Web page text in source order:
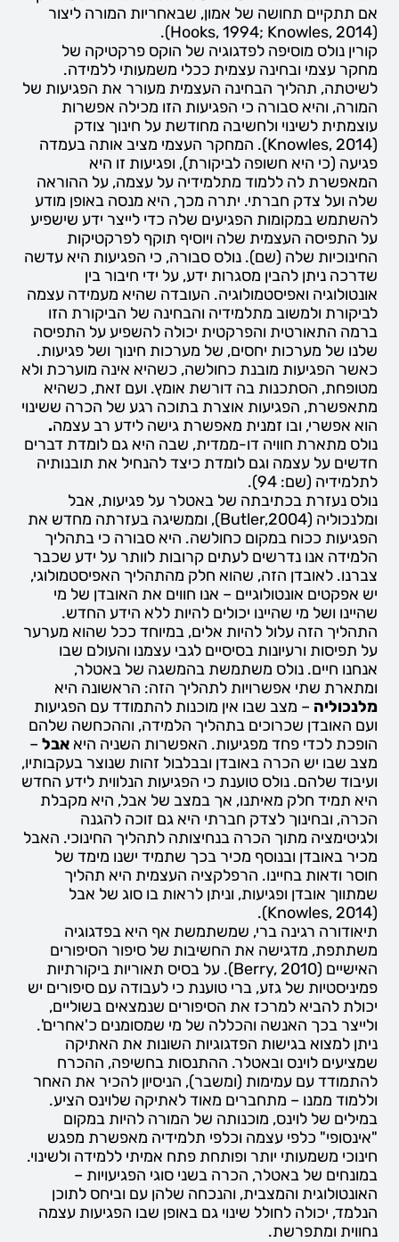
אם תתקיים תחושה של אמון, שבאחריות המורה ליצור
(Hooks, 1994; Knowles, 2014).
קורין נולס מוסיפה לפדגוגיה של הוקס פרקטיקה של
מחקר עצמי ובחינה עצמית ככלי משמעותי ללמידה.
לשיטתה, תהליך הבחינה העצמית מעורר את הפגיעות של
המורה, והיא סבורה כי הפגיעות הזו מכילה אפשרות
עוצמתית לשינוי ולחשיבה מחודשת על חינוך צודק
(Knowles, 2014). המחקר העצמי מציב אותה בעמדה
פגיעה (כי היא חשופה לביקורת), ופגיעות זו היא
המאפשרת לה ללמוד מתלמידיה על עצמה, על ההוראה
שלה ועל צדק חברתי. יתרה מכך, היא מנסה באופן מודע
להשתמש במקומות הפגיעים שלה כדי לייצר ידע שישפיע
על התפיסה העצמית שלה ויוסיף תוקף לפרקטיקות
החינוכיות שלה (שם). נולס סבורה, כי הפגיעות היא עדשה
שדרכה ניתן להבין מסגרות ידע, על ידי חיבור בין
אונטולוגיה ואפיסטמולוגיה. העובדה שהיא מעמידה עצמה
לביקורת ולמשוב מתלמידיה והבחינה של הביקורת הזו
ברמה התאורטית והפרקטית יכולה להשפיע על התפיסה
שלנו של מערכות יחסים, של מערכות חינוך ושל פגיעות.
כאשר הפגיעות מובנת כחולשה, כשהיא אינה מוערכת ולא
מטופחת, הסתכנות בה דורשת אומץ. ועם זאת, כשהיא
מתאפשרת, הפגיעות אוצרת בתוכה רגע של הכרה ששינוי
הוא אפשרי, ובו זמנית מאפשרת גישה לידע רב עצמה.
נולס מתארת חוויה דו-ממדית, שבה היא גם לומדת דברים
חדשים על עצמה וגם לומדת כיצד להנחיל את תובנותיה
לתלמידיה (שם: 94).
נולס נעזרת בכתיבתה של באטלר על פגיעות, אבל
ומלנכוליה (Butler,2004), וממשיגה בעזרתה מחדש את
הפגיעות ככוח במקום כחולשה. היא סבורה כי בתהליך
הלמידה אנו נדרשים לעתים קרובות לוותר על ידע שכבר
צברנו. לאובדן הזה, שהוא חלק מהתהליך האפיסטמולוגי,
יש אפקטים אונטולוגיים – אנו חווים את האובדן של מי
שהיינו ושל מי שהיינו יכולים להיות ללא הידע החדש.
התהליך הזה עלול להיות אלים, במיוחד ככל שהוא מערער
על תפיסות ורעיונות בסיסיים לגבי עצמנו והעולם שבו
אנחנו חיים. נולס משתמשת בהמשגה של באטלר,
ומתארת שתי אפשרויות לתהליך הזה: הראשונה היא
מלנכוליה – מצב שבו אין מוכנות להתמודד עם הפגיעות
ועם האובדן שכרוכים בתהליך הלמידה, וההכחשה שלהם
הופכת לכדי פחד מפגיעות. האפשרות השניה היא אבל –
מצב שבו יש הכרה באובדן ובבלבול זהות שנוצר בעקבותיו,
ועיבוד שלהם. נולס טוענת כי הפגיעות הנלווית לידע החדש
היא תמיד חלק מאיתנו, אך במצב של אבל, היא מקבלת
הכרה, ובחינוך לצדק חברתי היא גם זוכה להגנה
ולגיטימציה מתוך הכרה בנחיצותה לתהליך החינוכי. האבל
מכיר באובדן ובנוסף מכיר בכך שתמיד ישנו מימד של
חוסר ודאות בחיינו. הרפלקציה העצמית היא תהליך
שמתווך אובדן ופגיעות, וניתן לראות בו סוג של אבל
(Knowles, 2014).
תיאודורה רגינה ברי, שמשתמשת אף היא בפדגוגיה
משתתפת, מדגישה את החשיבות של סיפור הסיפורים
האישיים (Berry, 2010). על בסיס תאוריות ביקורתיות
פמיניסטיות של גזע, ברי טוענת כי לעבודה עם סיפורים יש
יכולת להביא למרכז את הסיפורים שנמצאים בשוליים,
ולייצר בכך האנשה והכללה של מי שמסומנים כ'אחרים'.
ניתן למצוא בגישות הפדגוגיות השונות את האתיקה
שמציעים לוינס ובאטלר. ההתנסות בחשיפה, ההכרח
להתמודד עם עמימות (ומשבר), הניסיון להכיר את האחר
וללמוד ממנו – מתחברים מאוד לאתיקה שלוינס הציע.
במילים של לוינס, מוכנותה של המורה להיות במקום
"אינסופי" כלפי עצמה וכלפי תלמידיה מאפשרת מפגש
חינוכי משמעותי יותר ופותחת פתח אמיתי ללמידה ולשינוי.
במונחים של באטלר, הכרה בשני סוגי הפגיעויות –
האונטולוגית והמצבית, והנכחה שלהן עם וביחס לתוכן
הנלמד, יכולה לחולל שינוי גם באופן שבו הפגיעות עצמה
נחווית ומתפרשת.